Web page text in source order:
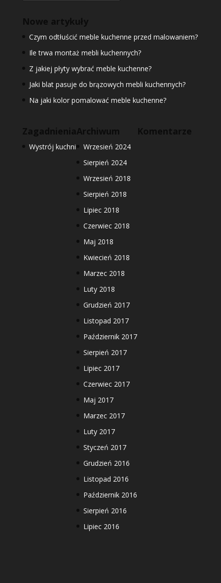
Nowe artykuły
Czym odtłuścić meble kuchenne przed malowaniem?
Ile trwa montaż mebli kuchennych?
Z jakiej płyty wybrać meble kuchenne?
Jaki blat pasuje do brązowych mebli kuchennych?
Na jaki kolor pomalować meble kuchenne?
Zagadnienia
Wystrój kuchni
Archiwum
Wrzesień 2024
Sierpień 2024
Wrzesień 2018
Sierpień 2018
Lipiec 2018
Czerwiec 2018
Maj 2018
Kwiecień 2018
Marzec 2018
Luty 2018
Grudzień 2017
Listopad 2017
Październik 2017
Sierpień 2017
Lipiec 2017
Czerwiec 2017
Maj 2017
Marzec 2017
Luty 2017
Styczeń 2017
Grudzień 2016
Listopad 2016
Październik 2016
Sierpień 2016
Lipiec 2016
Komentarze